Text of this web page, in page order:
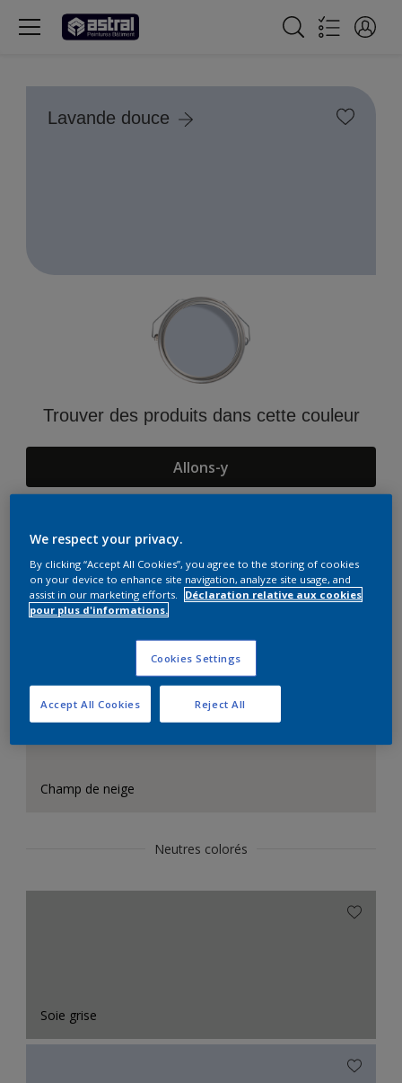
Lavande douce
Trouver des produits dans cette couleur
Allons-y
Suggestions d'Harmonies
Champ de neige
Neutres colorés
Soie grise
We respect your privacy.
By clicking “Accept All Cookies”, you agree to the storing of cookies
on your device to enhance site navigation, analyze site usage, and
assist in our marketing efforts.
Déclaration relative aux cookies
pour plus d'informations.
Cookies Settings
Reject All
Accept All Cookies